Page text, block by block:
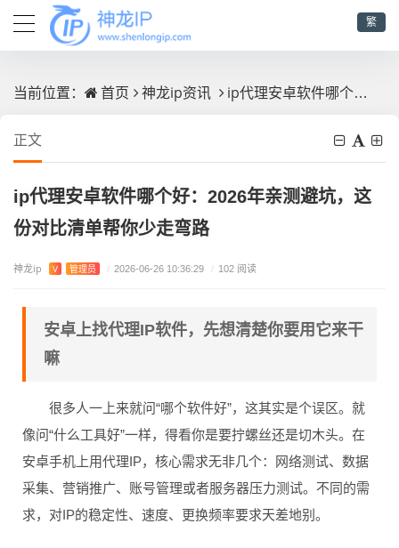
繁
当前位置： 首页 神龙ip资讯 ip代理安卓软件哪个好：2026年亲测避坑，这份对比清单帮你少走弯路
正文
ip代理安卓软件哪个好：2026年亲测避坑，这
份对比清单帮你少走弯路
神龙ip V 管理员 / 2026-06-26 10:36:29 / 102 阅读
安卓上找代理IP软件，先想清楚你要用它来干
嘛
很多人一上来就问“哪个软件好”，这其实是个误区。就
像问“什么工具好”一样，得看你是要拧螺丝还是切木头。在
安卓手机上用代理IP，核心需求无非几个：网络测试、数据
采集、营销推广、账号管理或者服务器压力测试。不同的需
求，对IP的稳定性、速度、更换频率要求天差地别。